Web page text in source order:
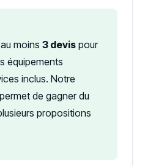
moins 3 devis pour
équipements
inclus. Notre
de gagner du
propositions